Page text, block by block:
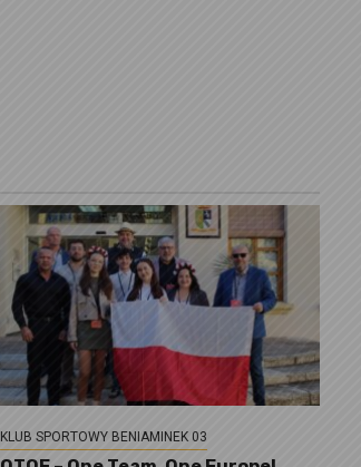
KLUB SPORTOWY BENIAMINEK 03